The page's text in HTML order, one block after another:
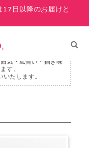
日以降のお届けと
気・風合い・描き味
す。
たします。